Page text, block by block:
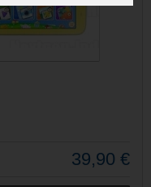
39,90 €